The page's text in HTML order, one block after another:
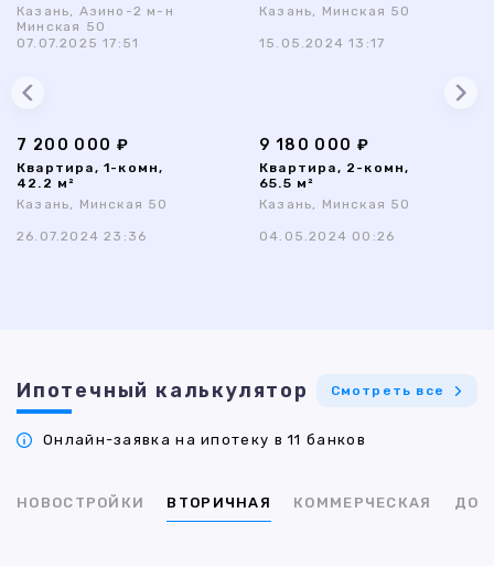
Казань, Азино-2 м-н
Минская 50
07.07.2025 17:51
Казань, Минская 50
15.05.2024 13:17
7 200 000 ₽
Квартира, 1-комн,
42.2 м²
Казань, Минская 50
26.07.2024 23:36
9 180 000 ₽
Квартира, 2-комн,
65.5 м²
Казань, Минская 50
04.05.2024 00:26
Ипотечный калькулятор Смотреть все
Онлайн-заявка на ипотеку в 11 банков
НОВОСТРОЙКИ ВТОРИЧНАЯ КОММЕРЧЕСКАЯ ДОМ